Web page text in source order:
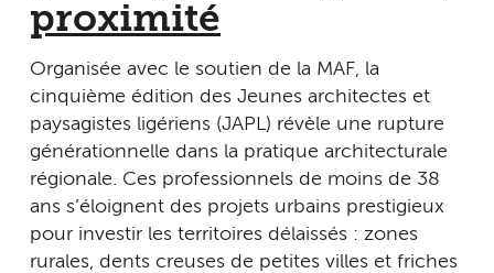
proximité
Organisée avec le soutien de la MAF, la
cinquième édition des Jeunes architectes et
paysagistes ligériens (JAPL) révèle une rupture
générationnelle dans la pratique architecturale
régionale. Ces professionnels de moins de 38
ans s’éloignent des projets urbains prestigieux
pour investir les territoires délaissés : zones
rurales, dents creuses de petites villes et friches